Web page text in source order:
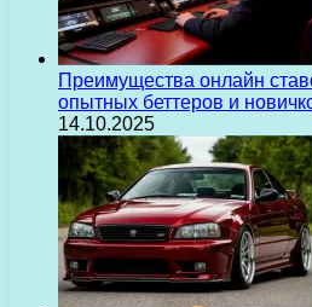
Преимущества онлайн
опытных беттеров и
14.10.2025